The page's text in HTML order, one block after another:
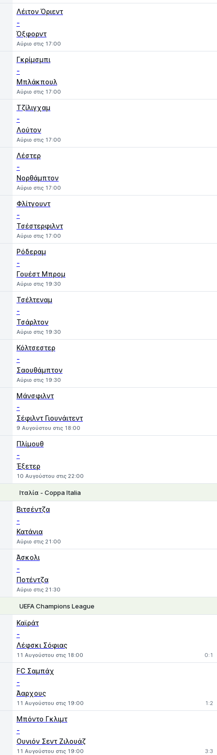
Λέιτον Όριεντ
-
Όξφορντ
Αύριο στις 17:00
Γκρίμσμπι
-
Μπλάκπουλ
Αύριο στις 17:00
Τζίλιγχαμ
-
Λούτον
Αύριο στις 17:00
Λέστερ
-
Νορθάμπτον
Αύριο στις 17:00
Φλίτγουντ
-
Τσέστερφιλντ
Αύριο στις 17:00
Ρόδεραμ
-
Γουέστ Μπρομ
Αύριο στις 19:30
Τσέλτεναμ
-
Τσάρλτον
Αύριο στις 19:30
Κόλτσεστερ
-
Σαουθάμπτον
Αύριο στις 19:30
Μάνσφιλντ
-
Σέφιλντ Γιουνάιτεντ
9 Αυγούστου στις 18:00
Πλίμουθ
-
Έξετερ
10 Αυγούστου στις 22:00
Ιταλία - Coppa Italia
Βιτσέντζα
-
Κατάνια
Αύριο στις 21:00
Άσκολι
-
Ποτέντζα
Αύριο στις 21:30
UEFA Champions League
Καϊράτ
-
Λέφσκι Σόφιας
11 Αυγούστου στις 18:00 0:1
FC Σαμπάχ
-
Άαρχους
11 Αυγούστου στις 19:00 1:2
Μπόντο Γκλιμτ
-
Ουνιόν Σεντ Ζιλουάζ
11 Αυγούστου στις 19:00 3:3